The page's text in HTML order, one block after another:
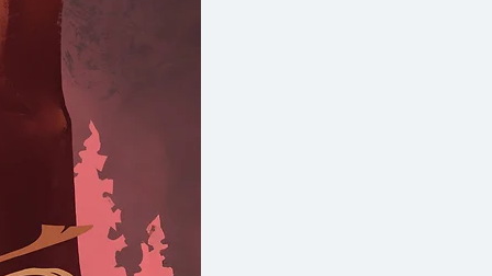
ของ ฝังหัวใจข้าไว้ที่วูนเด็ดนี
Knee) จึงถือเป็น
าด้วยเรื่องราวชนเผ่าอินเดียน
องนี้ตามออกมาในภายหลัง
นหนังสือที่ว่าด้วยปรัชญาอิน
ตที่แนบแน่นกับธรรมชาติ รวม